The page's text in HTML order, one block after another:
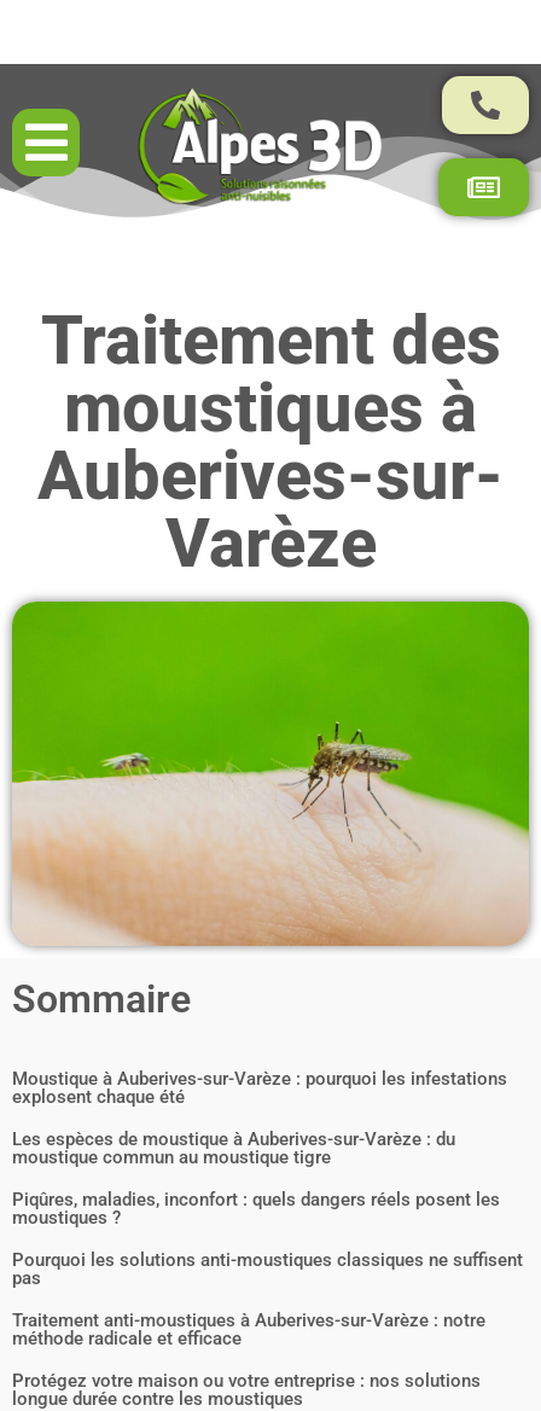
Résultats garantis par contrat
Traitement des
moustiques à
Auberives-sur-
Varèze
Sommaire
Moustique à Auberives-sur-Varèze : pourquoi les infestations
explosent chaque été
Les espèces de moustique à Auberives-sur-Varèze : du
moustique commun au moustique tigre
Piqûres, maladies, inconfort : quels dangers réels posent les
moustiques ?
Pourquoi les solutions anti-moustiques classiques ne suffisent
pas
Traitement anti-moustiques à Auberives-sur-Varèze : notre
méthode radicale et efficace
Protégez votre maison ou votre entreprise : nos solutions
longue durée contre les moustiques